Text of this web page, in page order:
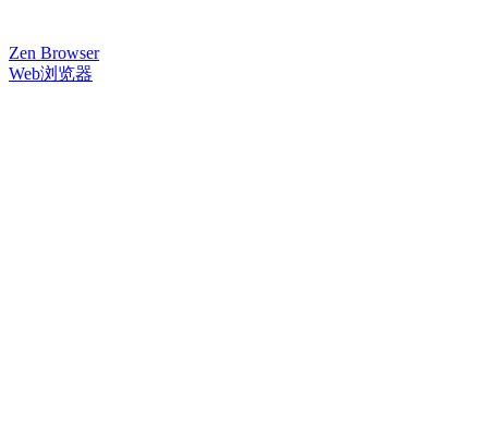
Zen Browser
Web浏览器